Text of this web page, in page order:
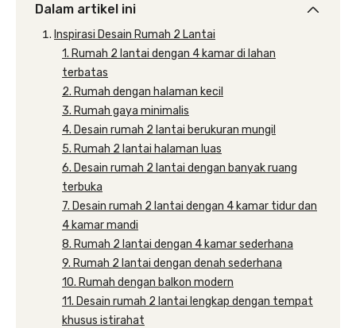
Dalam artikel ini
Inspirasi Desain Rumah 2 Lantai
1. Rumah 2 lantai dengan 4 kamar di lahan
terbatas
2. Rumah dengan halaman kecil
3. Rumah gaya minimalis
4. Desain rumah 2 lantai berukuran mungil
5. Rumah 2 lantai halaman luas
6. Desain rumah 2 lantai dengan banyak ruang
terbuka
7. Desain rumah 2 lantai dengan 4 kamar tidur dan
4 kamar mandi
8. Rumah 2 lantai dengan 4 kamar sederhana
9. Rumah 2 lantai dengan denah sederhana
10. Rumah dengan balkon modern
11. Desain rumah 2 lantai lengkap dengan tempat
khusus istirahat